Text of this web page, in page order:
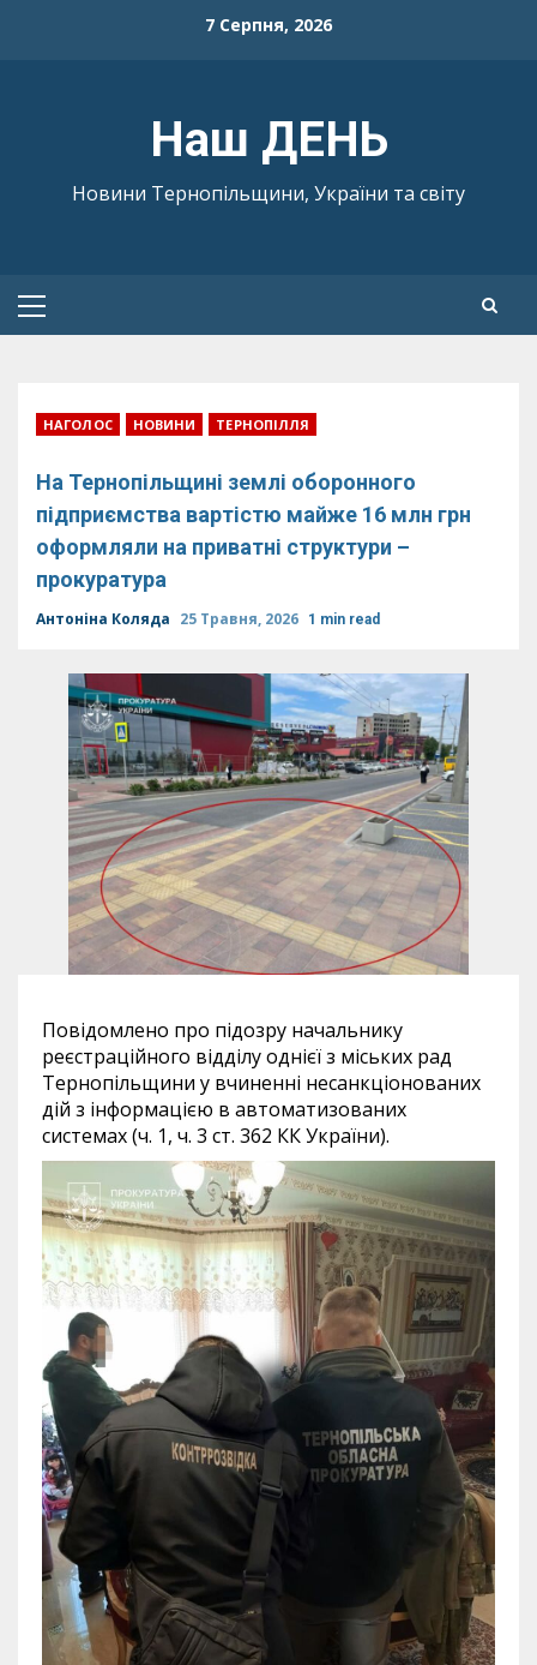
7 Серпня, 2026
Наш ДЕНЬ
Новини Тернопільщини, України та світу
Primary
НАГОЛОС НОВИНИ ТЕРНОПІЛЛЯ
На Тернопільщині землі оборонного
підприємства вартістю майже 16 млн грн
оформляли на приватні структури –
прокуратура
Антоніна Коляда 25 Травня, 2026 1 min read
Повідомлено про підозру начальнику
реєстраційного відділу однієї з міських рад
Тернопільщини у вчиненні несанкціонованих
дій з інформацією в автоматизованих
системах (ч. 1, ч. 3 ст. 362 КК України).